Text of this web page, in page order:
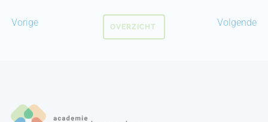
Vorige Volgende
OVERZICHT